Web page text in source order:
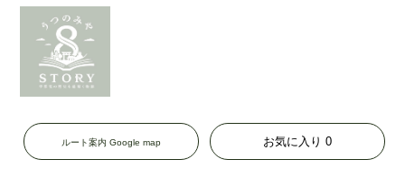
ルート案内 Google map お気に入り 0